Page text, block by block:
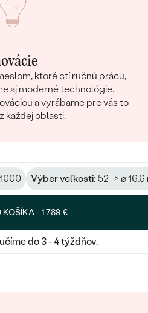
ktoré ctí ručnú prácu,
aj moderné technológie.
a vyrábame pre vás to
každej oblasti.
Výber veľkosti: 52 -> ø
KOŠÍKA -1 789 €
do 3 - 4 týždňov.